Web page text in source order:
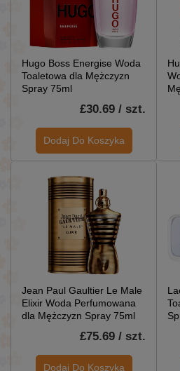
Hugo Boss Energise Woda
Toaletowa dla Mężczyzn
Spray 75ml
£30.69 / szt.
Dodaj Do Koszyka
Jean Paul Gaultier Le Male
Elixir Woda Perfumowana
dla Mężczyzn Spray 75ml
£75.69 / szt.
Dodaj Do Koszyka